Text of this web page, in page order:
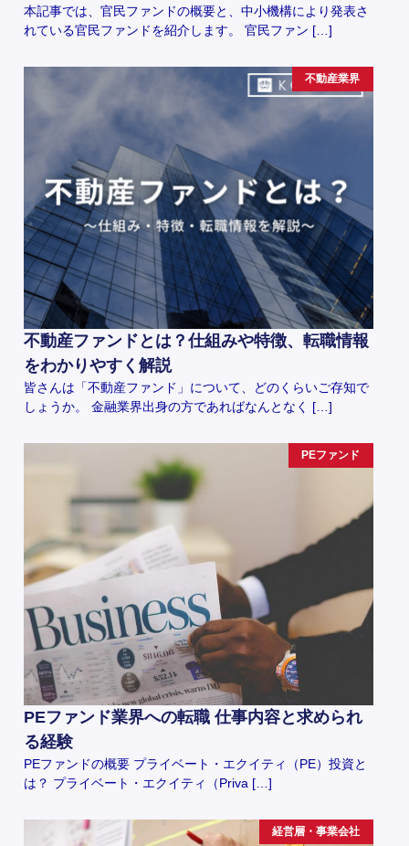
本記事では、官民ファンドの概要と、中小機構により発表さ
れている官民ファンドを紹介します。 官民ファン […]
不動産業界
不動産ファンドとは？仕組みや特徴、転職情報
をわかりやすく解説
皆さんは「不動産ファンド」について、どのくらいご存知で
しょうか。 金融業界出身の方であればなんとなく […]
PEファンド
PEファンド業界への転職 仕事内容と求められ
る経験
PEファンドの概要 プライベート・エクイティ（PE）投資と
は？ プライベート・エクイティ（Priva […]
経営層・事業会社